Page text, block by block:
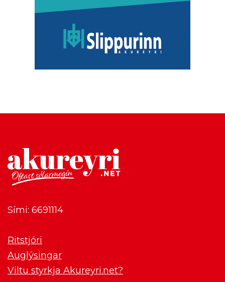
Sími: 6691114
Ritstjóri
Auglýsingar
Viltu styrkja Akureyri.net?